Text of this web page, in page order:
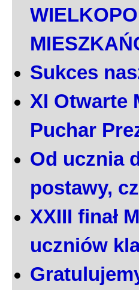
Sukces
XI Otwarte
Puchar
Od ucznia
postawy,
XXIII finał
uczniów